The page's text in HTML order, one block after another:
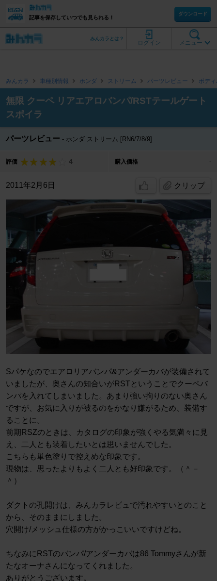
記事を保存していつでも見られる！
ダウンロード
メニュー
ログイン
みんカラとは？
みんカラ 車種別情報 ホンダ ストリーム パーツレビュー ボデ
無限 クーペ リアエアロバンパ/RSTテールゲート
スポイラ
パーツレビュー ホンダ ストリーム [RN6/7/8/9]
評価 4 購入価格 -
2011年2月6日 クリップ
Sパケなのでエアロリアバンパ&アンダーカバが装備されて
いましたが、奥さんの知合いがRSTということでクーペバ
ンパを入れてしまいました。あまり強い拘りのない奥さん
ですが、お気に入りが被るのをかなり嫌がるため、装備す
ることに。
前期RSZのときは、カタログの印象が強くやる気満々に見
え、二人とも装着したいとは思いませんでした。
こちらも単色塗りで控えめな印象です。
現物は、思ったよりもよく二人とも好印象です。（＾－
＾）
ダクトの孔開けは、みんカラレビュで汚れやすいとのこと
から、そのままにしました。
穴開け/メッシュ仕様の方がかっこいいですけどね。
ちなみにRSTのバンパ/アンダーカバは86 Tommyさんが新
たなオーナさんになってくれました。
ありがとうございます。